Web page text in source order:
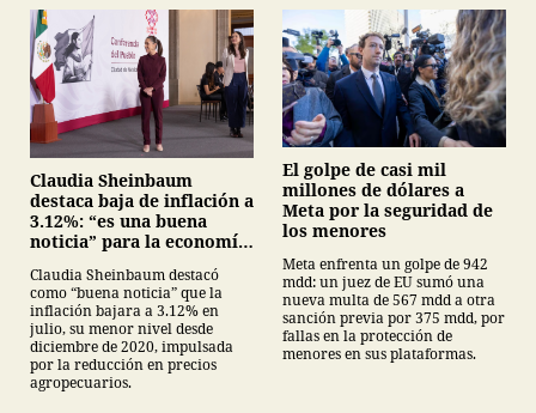
Claudia Sheinbaum
destaca baja de inflación a
3.12%: “es una buena
noticia” para la economía
Claudia Sheinbaum destacó
como “buena noticia” que la
inflación bajara a 3.12% en
julio, su menor nivel desde
diciembre de 2020, impulsada
por la reducción en precios
agropecuarios.
El golpe de casi mil
millones de dólares a
Meta por la seguridad de
los menores
Meta enfrenta un golpe de 942
mdd: un juez de EU sumó una
nueva multa de 567 mdd a otra
sanción previa por 375 mdd, por
fallas en la protección de
menores en sus plataformas.